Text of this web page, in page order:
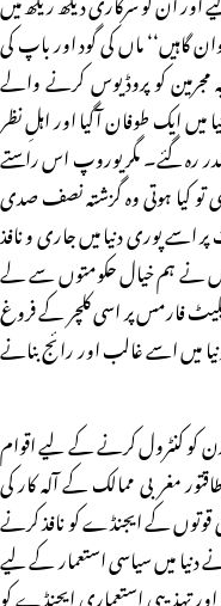
گاہیں‘‘ ماں کی گود اور باپ کی
کو پروڈیوس کرنے والے
ایک طوفان آگیا اور اہلِ نظر
رہ گئے۔ مگر یوروپ اس راستے
تو کیا ہوتی وہ گزشتہ نصف صدی
اسے پوری دنیا میں جاری و نافذ
نے ہم خیال حکومتوں سے لے
فارمس پر اسی کلچر کے فروغ
میں اسے غالب اور رائج بنانے
کو کنٹرول کرنے کے لیے اقوام
مغربی ممالک کے آلہ کار کی
کے ایجنڈے کو نافذ کرنے
میں سیاسی استعمار کے لیے
تہذیبی استعماری ایجنڈے کو